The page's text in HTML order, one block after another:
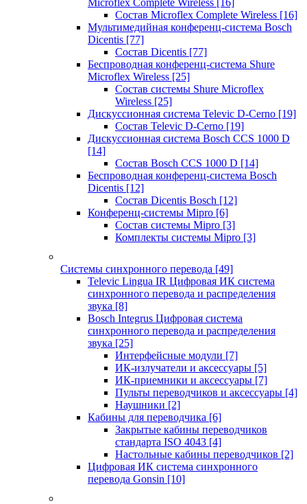
Microflex Complete Wireless [16]
Состав Microflex Complete Wireless [16]
Мультимедийная конференц-система Bosch
Dicentis [77]
Состав Dicentis [77]
Беспроводная конференц-система Shure
Microflex Wireless [25]
Состав системы Shure Microflex
Wireless [25]
Дискуссионная система Televic D-Cerno [19]
Состав Televic D-Cerno [19]
Дискуссионная система Bosch CCS 1000 D
[14]
Состав Bosch CCS 1000 D [14]
Беспроводная конференц-система Bosch
Dicentis [12]
Состав Dicentis Bosch [12]
Конференц-системы Mipro [6]
Состав системы Mipro [3]
Комплекты системы Mipro [3]
Системы синхронного перевода [49]
Televic Lingua IR Цифровая ИК система
синхронного перевода и распределения
звука [8]
Bosch Integrus Цифровая система
синхронного перевода и распределения
звука [25]
Интерфейсные модули [7]
ИК-излучатели и аксессуары [5]
ИК-приемники и аксессуары [7]
Пульты переводчиков и аксессуары [4]
Наушники [2]
Кабины для переводчика [6]
Закрытые кабины переводчиков
стандарта ISO 4043 [4]
Настольные кабины переводчиков [2]
Цифровая ИК система синхронного
перевода Gonsin [10]